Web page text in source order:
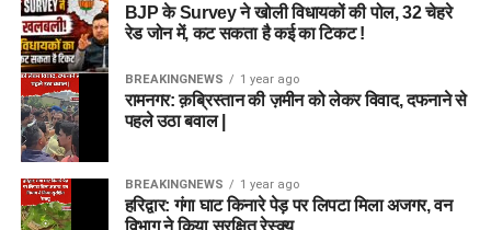
BJP के Survey ने खोली विधायकों की पोल, 32 चेहरे
रेड जोन में, कट सकता है कई का टिकट !
BREAKINGNEWS 1 year ago
रामनगर: क़ब्रिस्तान की ज़मीन को लेकर विवाद, दफनाने से
पहले उठा बवाल |
BREAKINGNEWS 1 year ago
हरिद्वार: गंगा घाट किनारे पेड़ पर लिपटा मिला अजगर, वन
विभाग ने किया सुरक्षित रेस्क्यू